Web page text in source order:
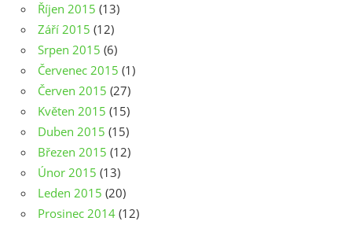
Říjen 2015 (13)
Září 2015 (12)
Srpen 2015 (6)
Červenec 2015 (1)
Červen 2015 (27)
Květen 2015 (15)
Duben 2015 (15)
Březen 2015 (12)
Únor 2015 (13)
Leden 2015 (20)
Prosinec 2014 (12)